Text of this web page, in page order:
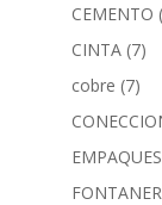
CEMENTO
CINTA (7)
cobre (7)
EMPAQUES